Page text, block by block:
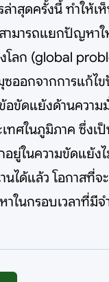
าสุดครั้งนี้ ทำให้เ
ามารถแยกปัญหา
ลก (global
ออกจากการแก้ไ
อขัดแย้งด้านความ
ทศในภูมิภาค ซึ่ง
อยู่ในความขัดแย้งไ
านได้แล้ว โอกาสที่
ในกรอบเวลาที่มีจ